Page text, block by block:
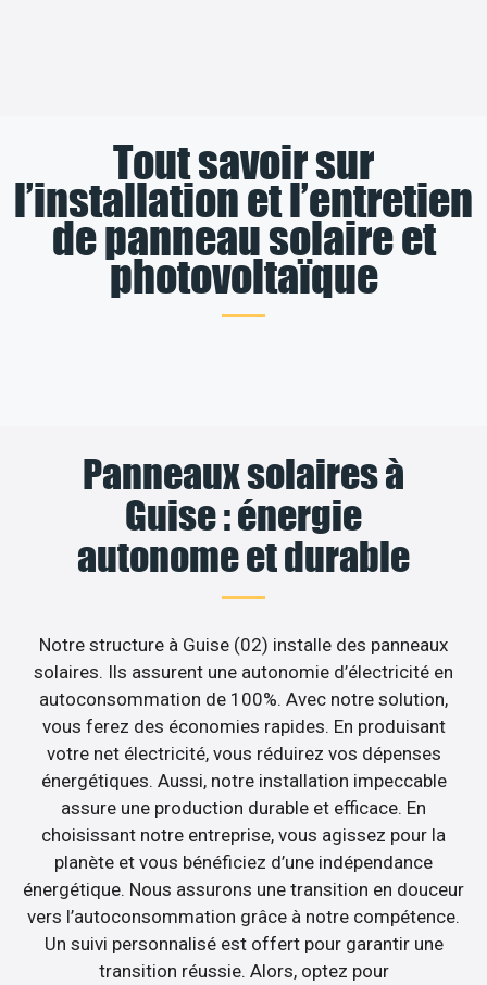
Tout savoir sur
l’installation et l’entretien
de panneau solaire et
photovoltaïque
Panneaux solaires à
Guise : énergie
autonome et durable
Notre structure à Guise (02) installe des panneaux
solaires. Ils assurent une autonomie d’électricité en
autoconsommation de 100%. Avec notre solution,
vous ferez des économies rapides. En produisant
votre net électricité, vous réduirez vos dépenses
énergétiques. Aussi, notre installation impeccable
assure une production durable et efficace. En
choisissant notre entreprise, vous agissez pour la
planète et vous bénéficiez d’une indépendance
énergétique. Nous assurons une transition en douceur
vers l’autoconsommation grâce à notre compétence.
Un suivi personnalisé est offert pour garantir une
transition réussie. Alors, optez pour